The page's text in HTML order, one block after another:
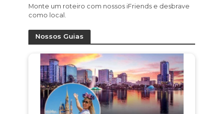
Monte um roteiro com nossos iFriends e desbrave
como local.
Nossos Guias